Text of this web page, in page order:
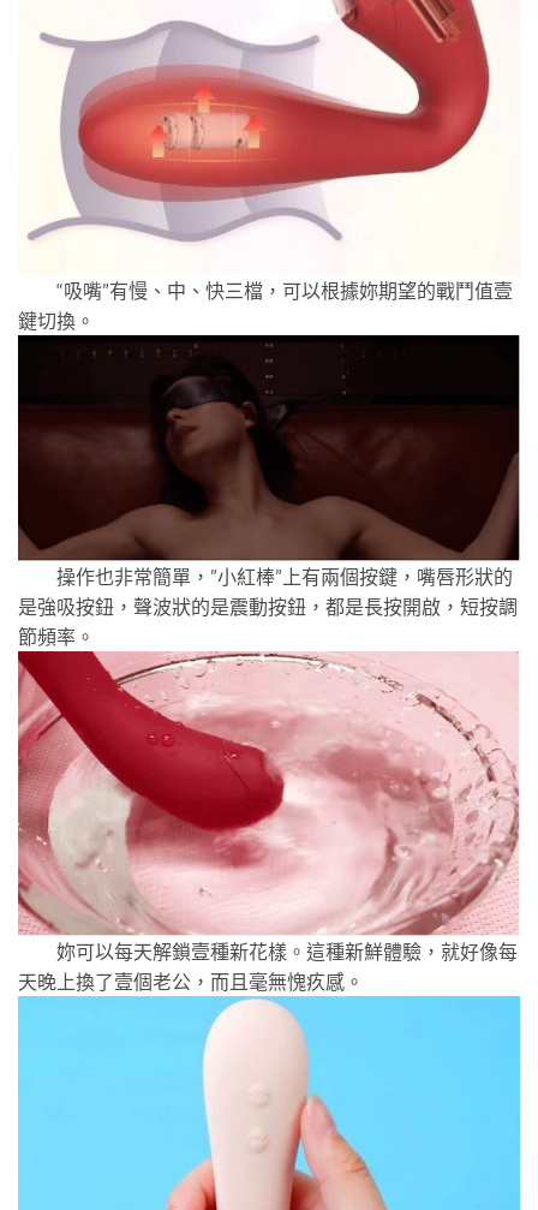
“吸嘴”有慢、中、快三檔，可以根據妳期望的戰鬥值壹
鍵切換。
操作也非常簡單，”小紅棒”上有兩個按鍵，嘴唇形狀的
是強吸按鈕，聲波狀的是震動按鈕，都是長按開啟，短按調
節頻率。
妳可以每天解鎖壹種新花樣。這種新鮮體驗，就好像每
天晚上換了壹個老公，而且毫無愧疚感。